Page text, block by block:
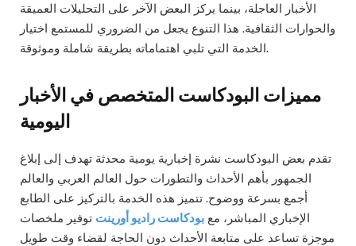
الأخبار العاجلة، بينما يركز البعض الآخر على التحليلات العميقة
والحوارات الثقافية. هذا التنوع يجعل من الضروري للمستمع اختيار
الخدمة التي تلبي اهتماماته بطريقة شاملة وموثوقة.
مميزات البودكاست المتخصص في الأخبار
اليومية
تقدم بعض البودكاست نشرة إخبارية يومية محدثة تهدف إلى إبلاغ
الجمهور بأهم الأحداث والتطورات حول العالم العربي والعالم
أجمع بسرعة ووضوح. تتميز هذه الخدمة بالتركيز على الطابع
الإخباري المباشر، مع بودكاست راديو أورينت توفير ملخصات
موجزة تساعد على متابعة الأحداث دون الحاجة لقضاء وقت طويل